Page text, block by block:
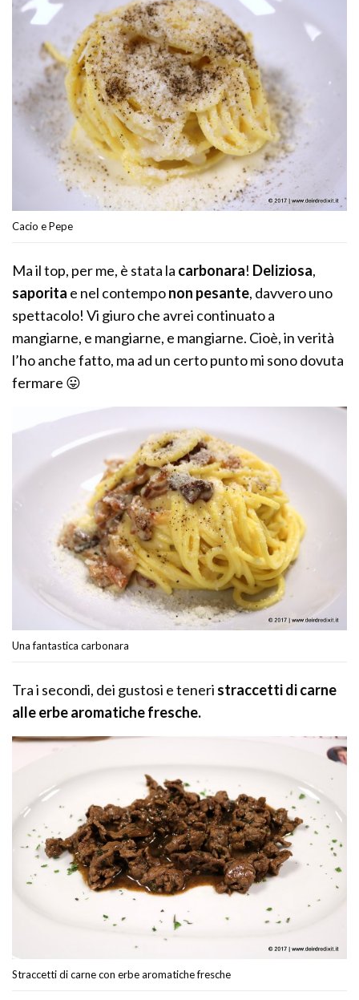
Cacio e Pepe
Ma il top, per me, è stata la carbonara! Deliziosa,
saporita e nel contemponon pesante, davvero uno
spettacolo! Vi giuro che avrei continuato a
mangiarne, e mangiarne, e mangiarne. Cioè, in verità
l’ho anche fatto, ma ad un certo punto mi sono dovuta
fermare 😛
Una fantastica carbonara
Tra i secondi, dei gustosi e teneri straccetti di carne
alle erbe aromatiche fresche.
Straccetti di carne con erbe aromatiche fresche